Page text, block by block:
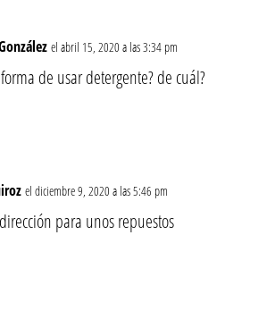
el abril 15, 2020 a las 3:34 pm
de usar detergente? de cuál?
el diciembre 9, 2020 a las 5:46 pm
para unos repuestos